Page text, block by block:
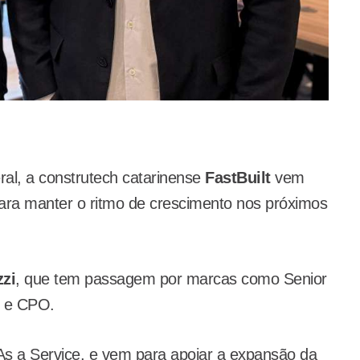
a construtech catarinense FastBuiltvem
manter o ritmo de crescimento nos próximos
, que tem passagem por marcas como Senior
CPO.
a Service, e vem para apoiar a expansão da